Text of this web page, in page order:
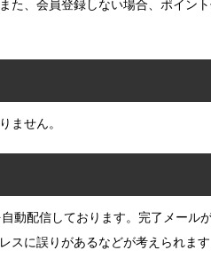
た、会員登録しない場合、ポイン
ません。
動配信しております。完了メール
に誤りがあるなどが考えられます